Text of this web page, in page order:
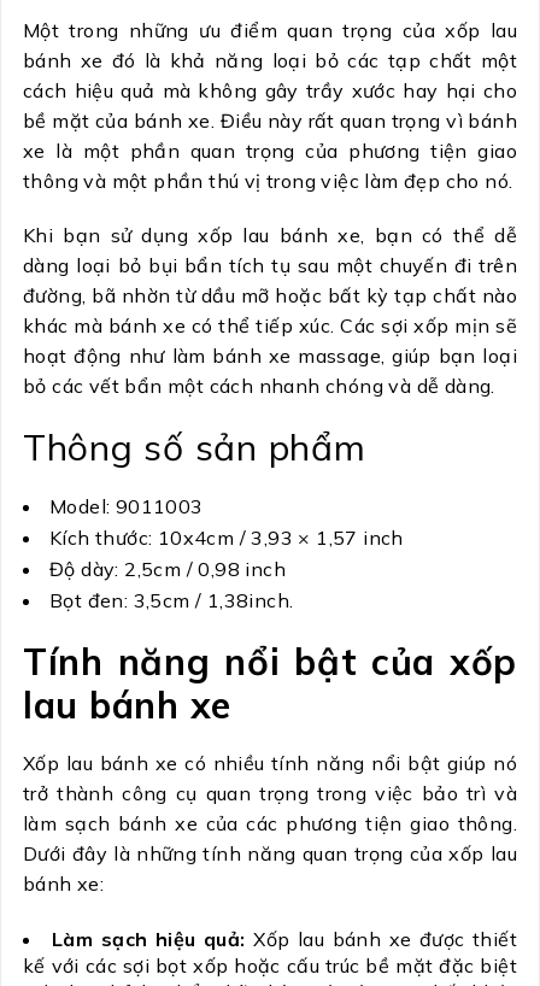
Một trong những ưu điểm quan trọng của xốp lau
bánh xe đó là khả năng loại bỏ các tạp chất một
cách hiệu quả mà không gây trầy xước hay hại cho
bề mặt của bánh xe. Điều này rất quan trọng vì bánh
xe là một phần quan trọng của phương tiện giao
thông và một phần thú vị trong việc làm đẹp cho nó.
Khi bạn sử dụng xốp lau bánh xe, bạn có thể dễ
dàng loại bỏ bụi bẩn tích tụ sau một chuyến đi trên
đường, bã nhờn từ dầu mỡ hoặc bất kỳ tạp chất nào
khác mà bánh xe có thể tiếp xúc. Các sợi xốp mịn sẽ
hoạt động như làm bánh xe massage, giúp bạn loại
bỏ các vết bẩn một cách nhanh chóng và dễ dàng.
Thông số sản phẩm
Model: 9011003
Kích thước: 10x4cm / 3,93 × 1,57 inch
Độ dày: 2,5cm / 0,98 inch
Bọt đen: 3,5cm / 1,38inch.
Tính năng nổi bật của xốp
lau bánh xe
Xốp lau bánh xe có nhiều tính năng nổi bật giúp nó
trở thành công cụ quan trọng trong việc bảo trì và
làm sạch bánh xe của các phương tiện giao thông.
Dưới đây là những tính năng quan trọng của xốp lau
bánh xe:
Làm sạch hiệu quả: Xốp lau bánh xe được thiết
kế với các sợi bọt xốp hoặc cấu trúc bề mặt đặc biệt